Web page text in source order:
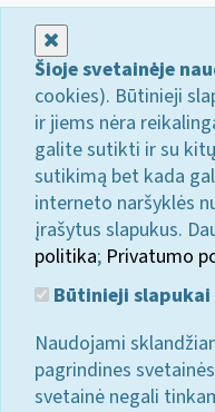
Šioje svetainėje
cookies). Būtinieji
ir jiems nėra
galite sutikti ir su
sutikimą bet kada
interneto naršyklės
įrašytus slapukus.
politika; Privatumo
Būtinieji slapukai
Naudojami
pagrindines
svetainė negali